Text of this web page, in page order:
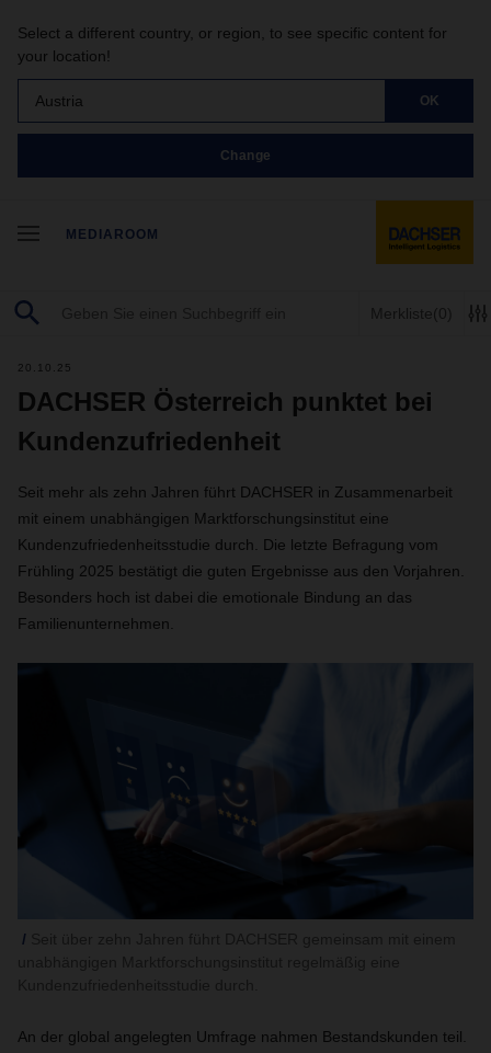
Select a different country, or region, to see specific content for
your location!
Austria OK
Change
MEDIAROOM
Merkliste(0)
20.10.25
DACHSER Österreich punktet bei
Kundenzufriedenheit
Seit mehr als zehn Jahren führt DACHSER in Zusammenarbeit
mit einem unabhängigen Marktforschungsinstitut eine
Kundenzufriedenheitsstudie durch. Die letzte Befragung vom
Frühling 2025 bestätigt die guten Ergebnisse aus den Vorjahren.
Besonders hoch ist dabei die emotionale Bindung an das
Familienunternehmen.
An der global angelegten Umfrage nahmen Bestandskunden teil.